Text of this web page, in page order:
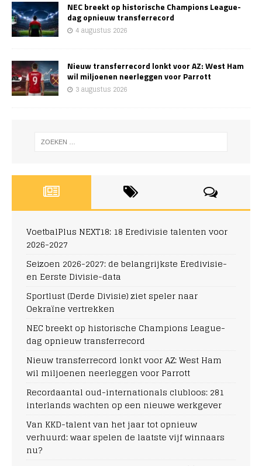
NEC breekt op historische Champions League-
dag opnieuw transferrecord
4 augustus 2026
Nieuw transferrecord lonkt voor AZ: West Ham
wil miljoenen neerleggen voor Parrott
3 augustus 2026
VoetbalPlus NEXT18: 18 Eredivisie talenten voor
2026-2027
Seizoen 2026-2027: de belangrijkste Eredivisie-
en Eerste Divisie-data
Sportlust (Derde Divisie) ziet speler naar
Oekraïne vertrekken
NEC breekt op historische Champions League-
dag opnieuw transferrecord
Nieuw transferrecord lonkt voor AZ: West Ham
wil miljoenen neerleggen voor Parrott
Recordaantal oud-internationals clubloos: 281
interlands wachten op een nieuwe werkgever
Van KKD-talent van het jaar tot opnieuw
verhuurd: waar spelen de laatste vijf winnaars
nu?